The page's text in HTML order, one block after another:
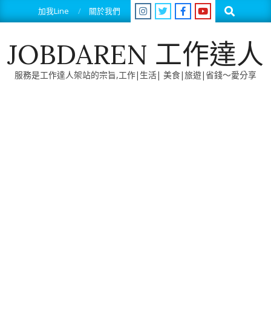
to
加我Line 關於我們 Search
JOBDAREN 工作達人
服務是工作達人架站的宗旨,工作|生活| 美食|旅遊|省錢～愛分享